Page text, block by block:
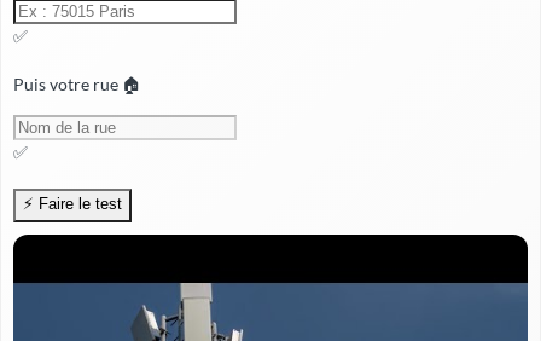
✅
Puis votre rue 🏠
✅